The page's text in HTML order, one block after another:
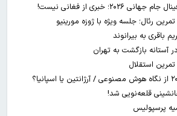
خبری از فغانی نیست!
رئال؛ جلسه ویژه با ژوزه مورینیو
باقری به بیرانوند
آستانه بازگشت به تهران
استقلال
قلعه‌نویی شد!
پرسپولیس